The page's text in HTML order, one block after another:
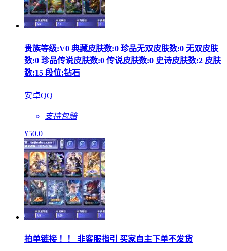
贵族等级:V0 典藏皮肤数:0 珍品无双皮肤数:0 无双皮肤
数:0 珍品传说皮肤数:0 传说皮肤数:0 史诗皮肤数:2 皮肤
数:15 段位:钻石
安卓QQ
支持包赔
¥50.0
拍单链接 ！！ 非客服指引 买家自主下单不发货